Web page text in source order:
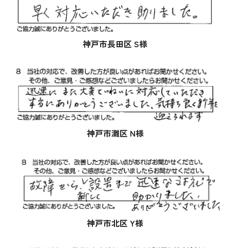
神戸市長田区 S様
神戸市灘区 N様
神戸市北区 Y様